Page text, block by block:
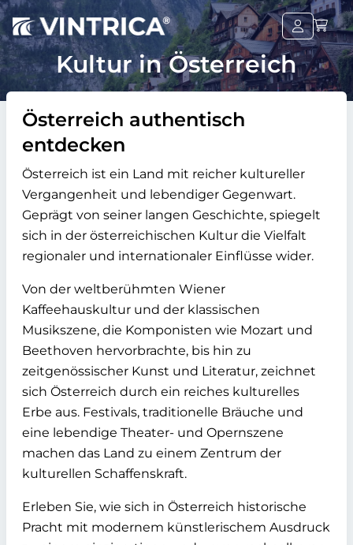
Kultur in Österreich
Österreich authentisch
entdecken
Österreich ist ein Land mit reicher kultureller
Vergangenheit und lebendiger Gegenwart.
Geprägt von seiner langen Geschichte, spiegelt
sich in der österreichischen Kultur die Vielfalt
regionaler und internationaler Einflüsse wider.
Von der weltberühmten Wiener
Kaffeehauskultur und der klassischen
Musikszene, die Komponisten wie Mozart und
Beethoven hervorbrachte, bis hin zu
zeitgenössischer Kunst und Literatur, zeichnet
sich Österreich durch ein reiches kulturelles
Erbe aus. Festivals, traditionelle Bräuche und
eine lebendige Theater- und Opernszene
machen das Land zu einem Zentrum der
kulturellen Schaffenskraft.
Erleben Sie, wie sich in Österreich historische
Pracht mit modernem künstlerischem Ausdruck